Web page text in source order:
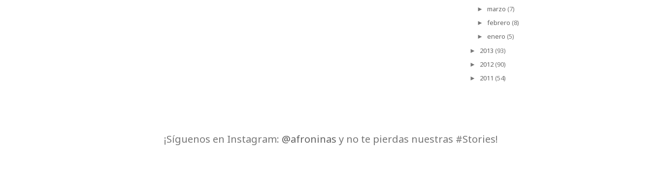
►marzo (7)
►febrero (8)
►enero (5)
► 2013 (93)
► 2012 (90)
► 2011 (54)
¡Síguenos en Instagram: @afroninas y no te pierdas nuestras #Stories!